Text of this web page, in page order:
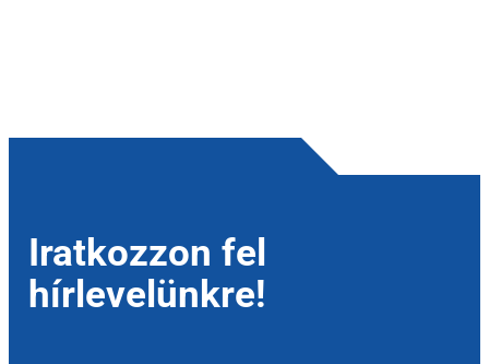
Iratkozzon fel
hírlevelünkre!